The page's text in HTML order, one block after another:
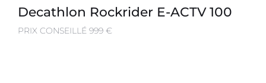
Decathlon Rockrider E-ACTV 100
PRIX CONSEILLÉ 999 €